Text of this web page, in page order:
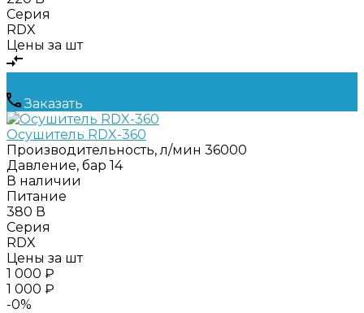
Серия
RDX
Цены за шт
Заказать
Осушитель RDX-360
Производительность, л/мин 36000
Давление, бар 14
В наличии
Питание
380 В
Серия
RDX
Цены за шт
1 000 ₽
1 000 ₽
-0%